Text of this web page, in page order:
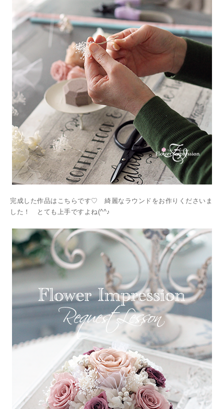
完成した作品はこちらです♡ 綺麗なラウンドをお作りくださいま
した！ とても上手ですよね(^^♪